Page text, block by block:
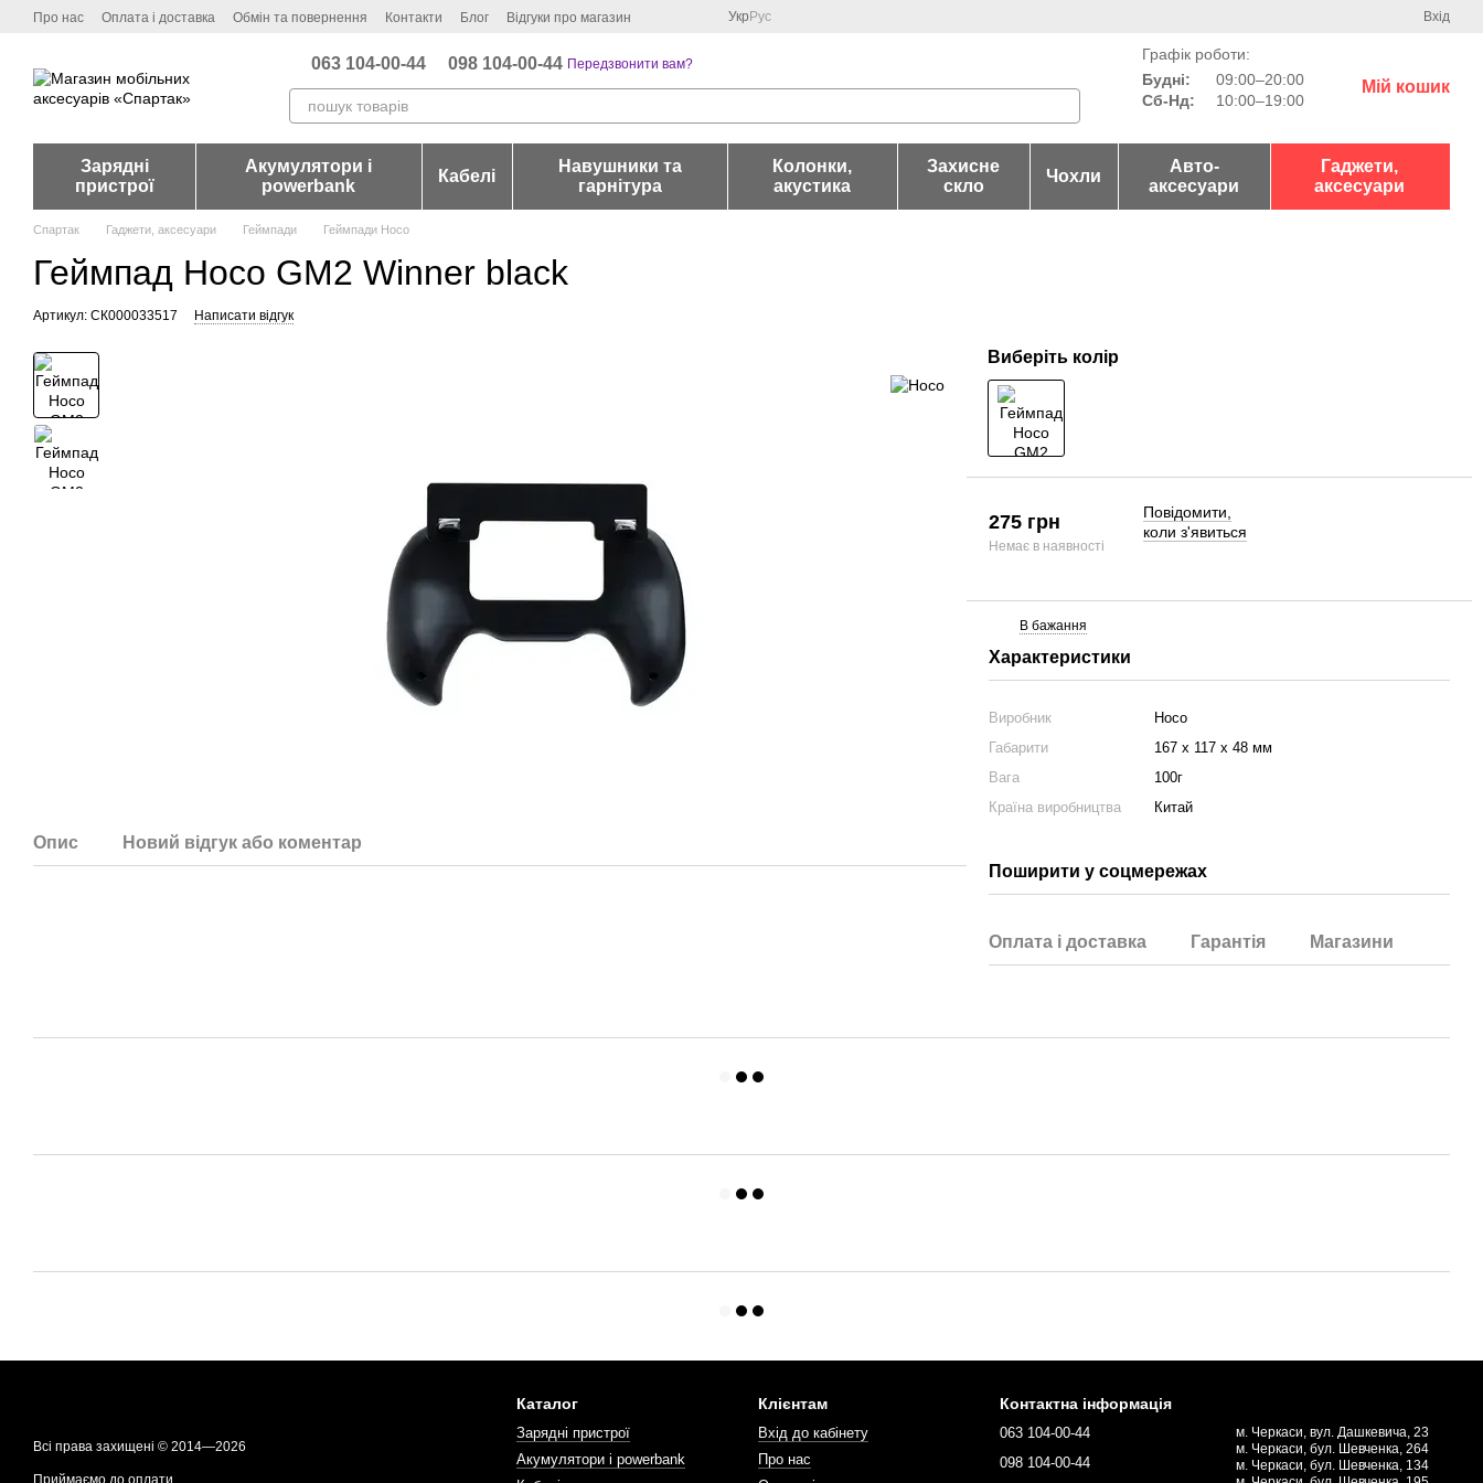
Перейти до основного контенту
Про нас Оплата і доставка Обмін та повернення Контакти Блог Відгуки про магазин Укр Рус Вхід
063 104-00-44 098 104-00-44 Передзвонити вам?
Графік роботи:
Будні:
09:00–20:00
Сб-Нд:
10:00–19:00
Мій кошик
Зарядні
пристрої
Акумулятори і
powerbank
Кабелі
Навушники та
гарнітура
Колонки,
акустика
Захисне
скло
Чохли
Авто-
аксесуари
Гаджети,
аксесуари
Спартак Гаджети, аксесуари Геймпади Геймпади Hoco
Геймпад Hoco GM2 Winner black
Артикул: СК000033517 Написати відгук
Опис Новий відгук або коментар
Виберіть колір
275 грн
Немає в наявності
Повідомити,
коли з'явиться
В бажання
Характеристики
Виробник
Hoco
Габарити
167 x 117 x 48 мм
Вага
100г
Країна виробництва
Китай
Поширити у соцмережах
Оплата і доставка Гарантія Магазини
Всі права захищені © 2014—2026
Приймаємо до оплати
Каталог
Зарядні пристрої
Акумулятори і powerbank
Клієнтам
Вхід до кабінету
Про нас
Контактна інформація
063 104-00-44
098 104-00-44
м. Черкаси, вул. Дашкевича, 23
м. Черкаси, бул. Шевченка, 264
м. Черкаси, бул. Шевченка, 134